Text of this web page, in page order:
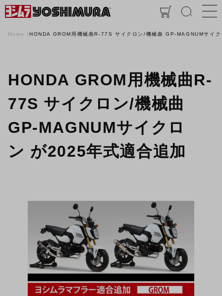
Home HONDA GROM用機械曲R-77S サイクロン/機械曲 GP-MAGNUMサイ
HONDA GROM用機械曲R-
77S サイクロン/機械曲
GP-MAGNUMサイクロ
ン が2025年式適合追加